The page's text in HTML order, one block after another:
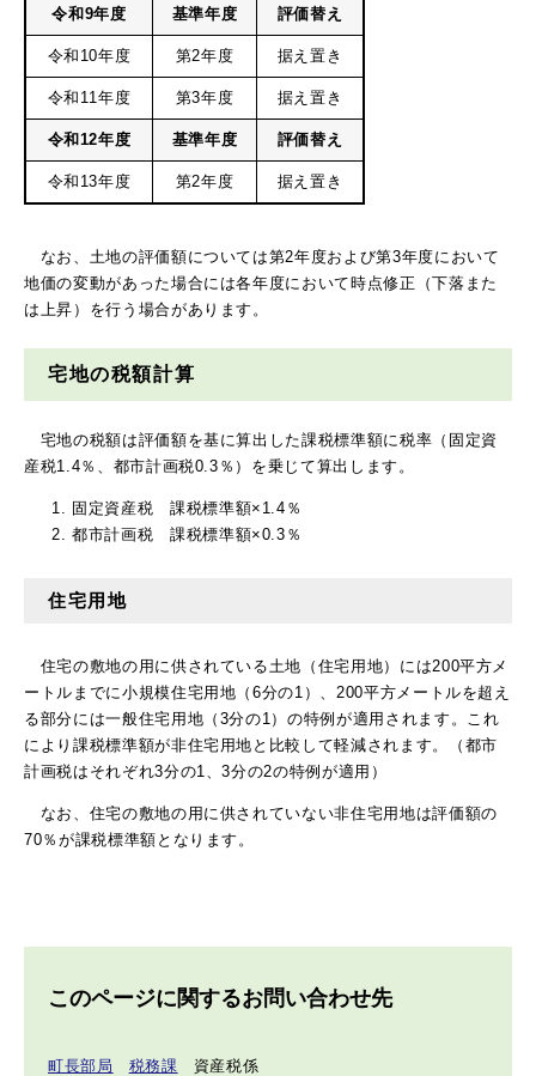
令和9年度 基準年度 評価替え
令和10年度 第2年度 据え置き
令和11年度 第3年度 据え置き
令和12年度 基準年度 評価替え
令和13年度 第2年度 据え置き
なお、土地の評価額については第2年度および第3年度において
地価の変動があった場合には各年度において時点修正（下落また
は上昇）を行う場合があります。
宅地の税額計算
宅地の税額は評価額を基に算出した課税標準額に税率（固定資
産税1.4％、都市計画税0.3％）を乗じて算出します。
固定資産税 課税標準額×1.4％
都市計画税 課税標準額×0.3％
住宅用地
住宅の敷地の用に供されている土地（住宅用地）には200平方メ
ートルまでに小規模住宅用地（6分の1）、200平方メートルを超え
る部分には一般住宅用地（3分の1）の特例が適用されます。これ
により課税標準額が非住宅用地と比較して軽減されます。（都市
計画税はそれぞれ3分の1、3分の2の特例が適用）
なお、住宅の敷地の用に供されていない非住宅用地は評価額の
70％が課税標準額となります。
このページに関するお問い合わせ先
町長部局 税務課 資産税係